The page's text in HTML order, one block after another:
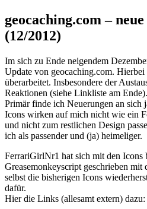
geocaching.com –
(12/2012)
Im sich zu Ende neigendem
Update von geocaching.com.
überarbeitet. Insbesondere der
Reaktionen (siehe Linkliste am Ende).
Primär finde ich Neuerungen an sich
Icons wirken auf mich nicht wie ein
und nicht zum restlichen Design
ich als passender und (ja) heimeliger.
FerrariGirlNr1 hat sich mit den Icons
Greasemonkeyscript geschrieben mit
selbst die bisherigen Icons
dafür.
Hier die Links (allesamt extern) dazu: